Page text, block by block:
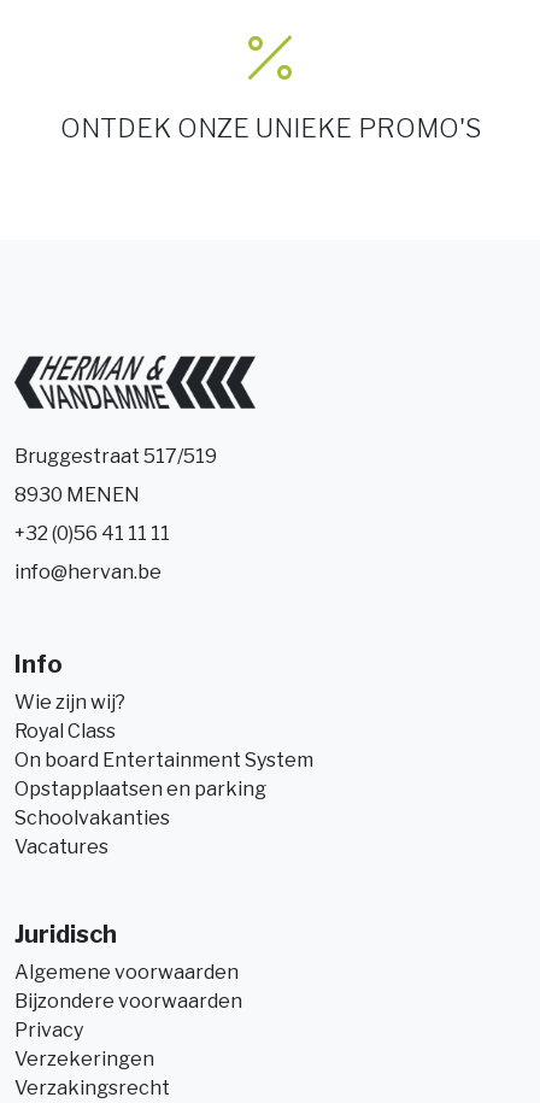
ONTDEK ONZE UNIEKE PROMO'S
Bruggestraat 517/519
8930 MENEN
+32 (0)56 41 11 11
info@hervan.be
Info
Wie zijn wij?
Royal Class
On board Entertainment System
Opstapplaatsen en parking
Schoolvakanties
Vacatures
Juridisch
Algemene voorwaarden
Bijzondere voorwaarden
Privacy
Verzekeringen
Verzakingsrecht